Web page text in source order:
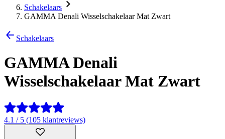
Schakelaars
GAMMA Denali Wisselschakelaar Mat Zwart
Schakelaars
GAMMA Denali
Wisselschakelaar Mat Zwart
4.1 / 5 (105 klantreviews)